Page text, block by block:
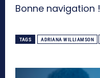
Bonne navigation !
TAGS ADRIANA WILLIAMSON